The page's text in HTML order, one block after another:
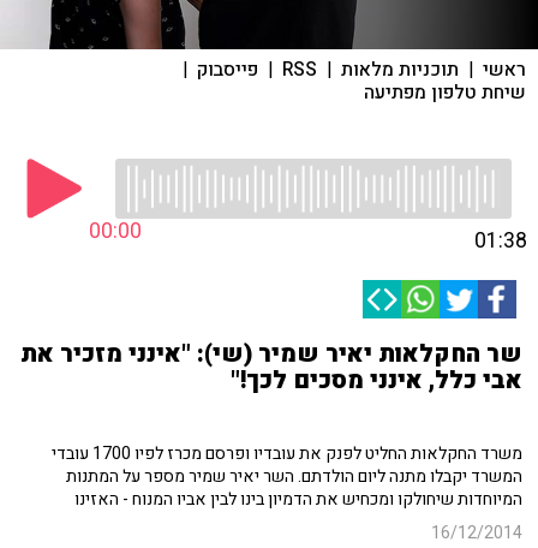
ראשי | תוכניות מלאות |
RSS
| פייסבוק |
שיחת טלפון מפתיעה
00:00 01:38
שר החקלאות יאיר שמיר (שי): "אינני מזכיר את
אבי כלל, אינני מסכים לכך!"
משרד החקלאות החליט לפנק את עובדיו ופרסם מכרז לפיו 1700 עובדי
המשרד יקבלו מתנה ליום הולדתם. השר יאיר שמיר מספר על המתנות
המיוחדות שיחולקו ומכחיש את הדמיון בינו לבין אביו המנוח - האזינו
16/12/2014